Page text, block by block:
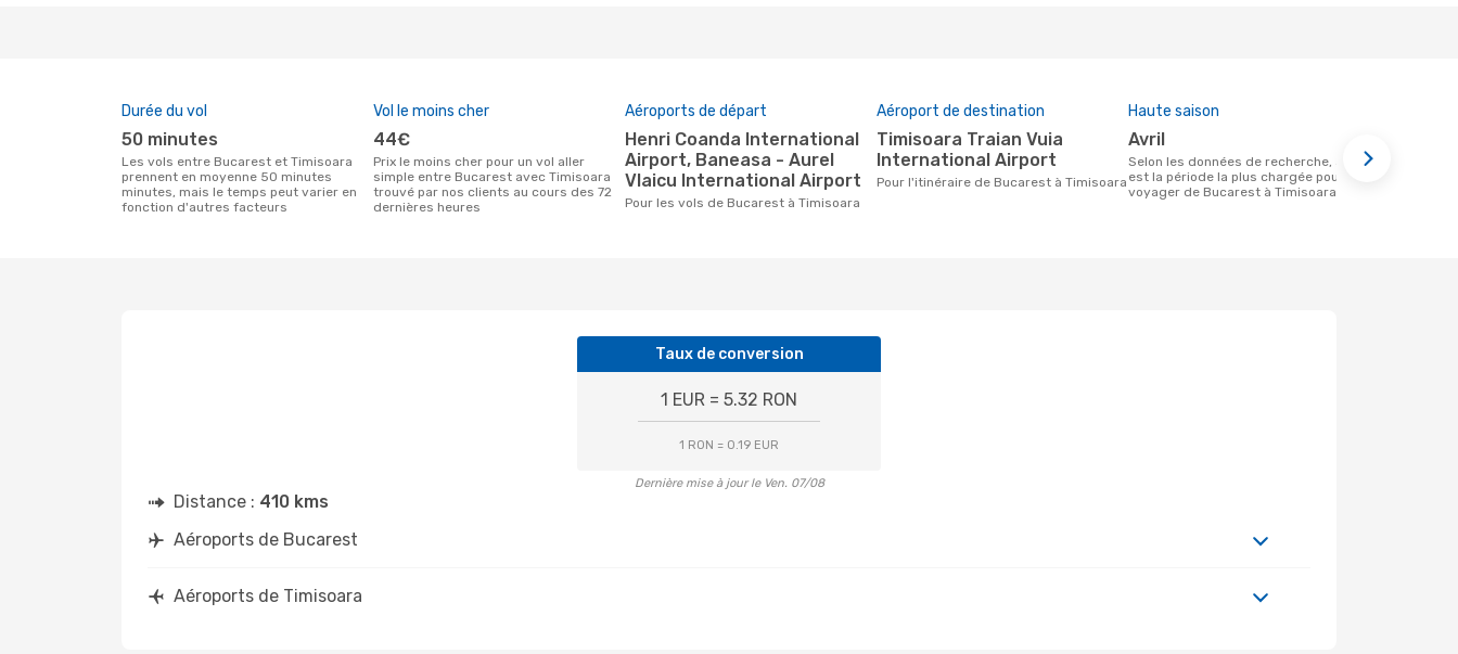
Durée du vol
50 minutes
Les vols entre Bucarest et Timisoara
prennent en moyenne 50 minutes
minutes, mais le temps peut varier en
fonction d'autres facteurs
Vol le moins cher
44€
Prix le moins cher pour un vol aller
simple entre Bucarest avec Timisoara
trouvé par nos clients au cours des 72
dernières heures
Aéroports de départ
Henri Coanda International
Airport, Baneasa - Aurel
Vlaicu International Airport
Pour les vols de Bucarest à Timisoara
Aéroport de destination
Timisoara Traian Vuia
International Airport
Pour l'itinéraire de Bucarest à Timisoara
Haute saison
avril
Selon les données de recherche, avril
est la période la plus chargée pour
voyager de Bucarest à Timisoara
Taux de conversion
1 EUR = 5.32 RON
1 RON = 0.19 EUR
Dernière mise à jour le Ven. 07/08
Distance : 410 kms
Aéroports de Bucarest
Aéroports de Timisoara